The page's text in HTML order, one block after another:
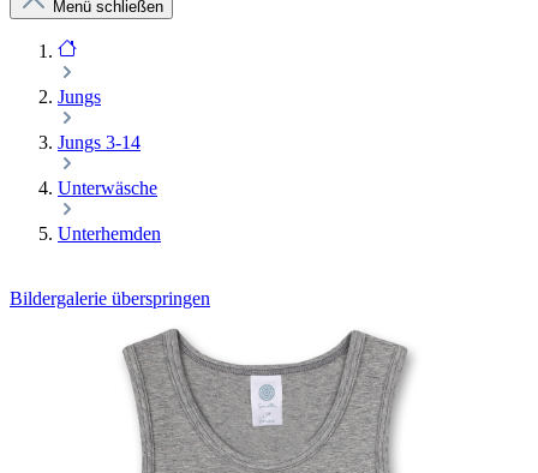
Menü schließen
Jungs
Jungs 3-14
Unterwäsche
Unterhemden
Bildergalerie überspringen